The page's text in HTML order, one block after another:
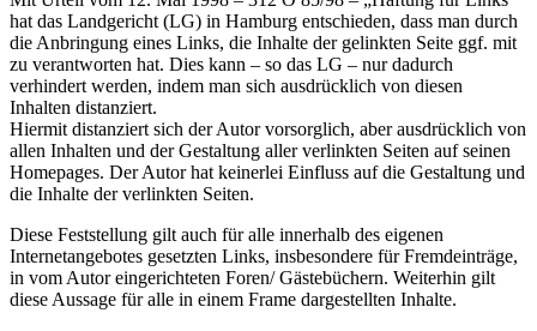
hat das Landgericht (LG) in Hamburg entschieden, dass man durch
die Anbringung eines Links, die Inhalte der gelinkten Seite ggf. mit
zu verantworten hat. Dies kann – so das LG – nur dadurch
verhindert werden, indem man sich ausdrücklich von diesen
Inhalten distanziert.
Hiermit distanziert sich der Autor vorsorglich, aber ausdrücklich von
allen Inhalten und der Gestaltung aller verlinkten Seiten auf seinen
Homepages. Der Autor hat keinerlei Einfluss auf die Gestaltung und
die Inhalte der verlinkten Seiten.
Diese Feststellung gilt auch für alle innerhalb des eigenen
Internetangebotes gesetzten Links, insbesondere für Fremdeinträge,
in vom Autor eingerichteten Foren/ Gästebüchern. Weiterhin gilt
diese Aussage für alle in einem Frame dargestellten Inhalte.